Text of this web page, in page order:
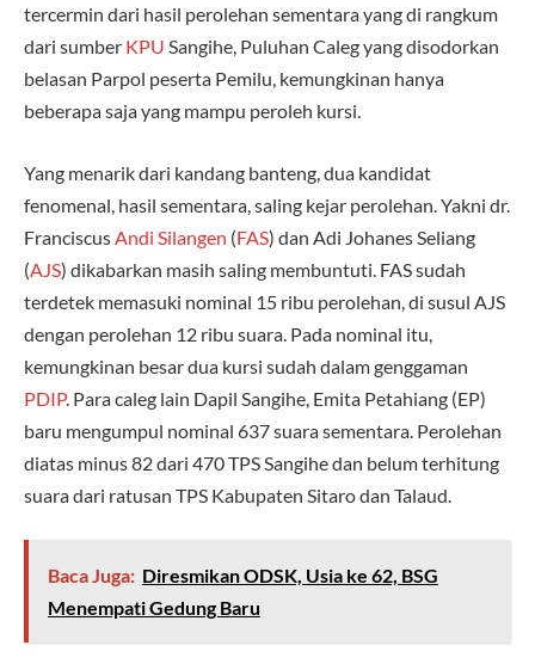
tercermin dari hasil perolehan sementara yang di rangkum
dari sumber KPU Sangihe, Puluhan Caleg yang disodorkan
belasan Parpol peserta Pemilu, kemungkinan hanya
beberapa saja yang mampu peroleh kursi.
Yang menarik dari kandang banteng, dua kandidat
fenomenal, hasil sementara, saling kejar perolehan. Yakni dr.
Franciscus Andi Silangen (FAS) dan Adi Johanes Seliang
(AJS) dikabarkan masih saling membuntuti. FAS sudah
terdetek memasuki nominal 15 ribu perolehan, di susul AJS
dengan perolehan 12 ribu suara. Pada nominal itu,
kemungkinan besar dua kursi sudah dalam genggaman
PDIP. Para caleg lain Dapil Sangihe, Emita Petahiang (EP)
baru mengumpul nominal 637 suara sementara. Perolehan
diatas minus 82 dari 470 TPS Sangihe dan belum terhitung
suara dari ratusan TPS Kabupaten Sitaro dan Talaud.
Baca Juga: Diresmikan ODSK, Usia ke 62, BSG
Menempati Gedung Baru